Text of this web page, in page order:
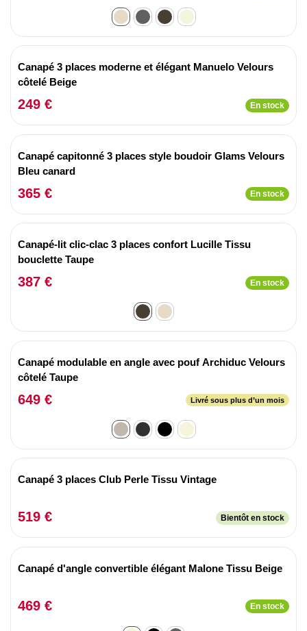
Canapé 3 places moderne et élégant Manuelo Velours
côtelé Beige
249 € En stock
Canapé capitonné 3 places style boudoir Glams Velours
Bleu canard
365 € En stock
Canapé-lit clic-clac 3 places confort Lucille Tissu
bouclette Taupe
387 € En stock
Canapé modulable en angle avec pouf Archiduc Velours
côtelé Taupe
649 € Livré sous plus d’un mois
Canapé 3 places Club Perle Tissu Vintage
519 € Bientôt en stock
Canapé d'angle convertible élégant Malone Tissu Beige
469 € En stock